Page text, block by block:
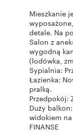
Mieszkanie
detale. Na
Salon z
wygodną
(lodówka,
Sypialnia:
Łazienka:
pralką.
Przedpokój:
Duży
widokiem
FINANSE